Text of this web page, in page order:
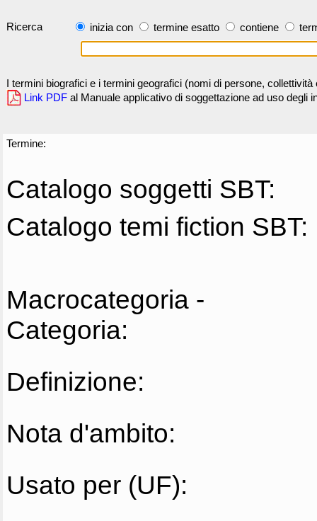
Ricerca inizia con termine esatto contiene
I termini biografici e i termini geografici (nomi di persone,
Link PDF al Manuale applicativo di soggettazione ad uso degli
Termine:
Catalogo soggetti SBT:
Catalogo temi fiction SBT:
Macrocategoria -
Categoria:
Definizione:
Nota d'ambito:
Usato per (UF):